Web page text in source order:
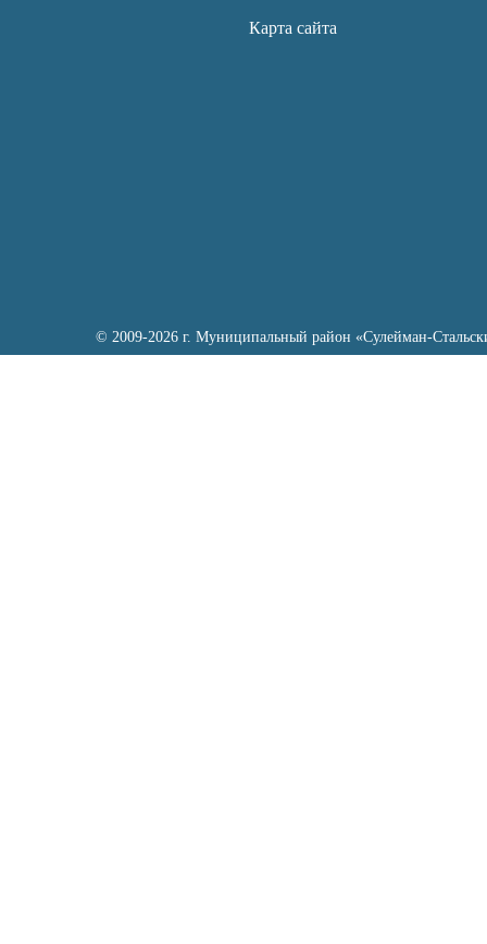
Карта сайта
© 2009-2026 г. Муниципальный район «Сулейман-